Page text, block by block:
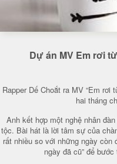
Dự án MV Em rơi
Rapper Dế Choắt ra MV “Em rơi
hai tháng
Anh kết hợp một nghệ nhân
tộc. Bài hát là lời tâm sự của
rất nhiều so với những ngày còn
ngày đã cũ” để